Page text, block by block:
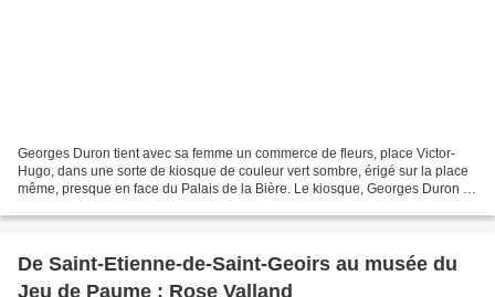
Georges Duron tient avec sa femme un commerce de fleurs, place Victor-
Hugo, dans une sorte de kiosque de couleur vert sombre, érigé sur la place
même, presque en face du Palais de la Bière. Le kiosque, Georges Duron et
De Saint-Etienne-de-Saint-Geoirs au musée du
Jeu de Paume : Rose Valland